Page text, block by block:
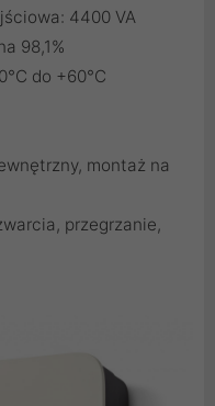
4400 VA
98,1%
do +60°C
montaż na
przegrzanie,